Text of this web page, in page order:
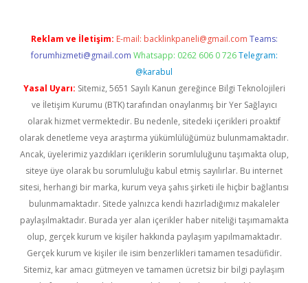
Reklam ve İletişim: E-mail: backlinkpaneli@gmail.com Teams:
forumhizmeti@gmail.com Whatsapp: 0262 606 0 726 Telegram:
@karabul
Yasal Uyarı: Sitemiz, 5651 Sayılı Kanun gereğince Bilgi Teknolojileri
ve İletişim Kurumu (BTK) tarafından onaylanmış bir Yer Sağlayıcı
olarak hizmet vermektedir. Bu nedenle, sitedeki içerikleri proaktif
olarak denetleme veya araştırma yükümlülüğümüz bulunmamaktadır.
Ancak, üyelerimiz yazdıkları içeriklerin sorumluluğunu taşımakta olup,
siteye üye olarak bu sorumluluğu kabul etmiş sayılırlar. Bu internet
sitesi, herhangi bir marka, kurum veya şahıs şirketi ile hiçbir bağlantısı
bulunmamaktadır. Sitede yalnızca kendi hazırladığımız makaleler
paylaşılmaktadır. Burada yer alan içerikler haber niteliği taşımamakta
olup, gerçek kurum ve kişiler hakkında paylaşım yapılmamaktadır.
Gerçek kurum ve kişiler ile isim benzerlikleri tamamen tesadüfidir.
Sitemiz, kar amacı gütmeyen ve tamamen ücretsiz bir bilgi paylaşım